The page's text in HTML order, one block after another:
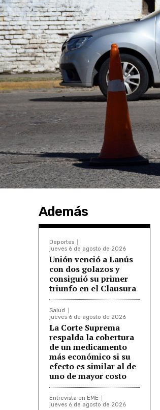
Además
Deportes
jueves 6 de agosto de 2026
Unión venció a Lanús
con dos golazos y
consiguió su primer
triunfo en el Clausura
Salud
jueves 6 de agosto de 2026
La Corte Suprema
respalda la cobertura
de un medicamento
más económico si su
efecto es similar al de
uno de mayor costo
Entrevista en EME
jueves 6 de agosto de 2026